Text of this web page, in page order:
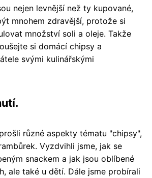
nejen levnější než ty kupované,
mnohem zdravější, protože si
množství soli a oleje. Takže
si domácí chipsy a
svými kulinářskými
různé aspekty tématu "chipsy",
Vyzdvihli jsme, jak se
snackem a jak jsou oblíbené
ale také u dětí. Dále jsme probírali